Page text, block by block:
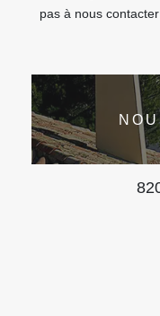
pas à nous